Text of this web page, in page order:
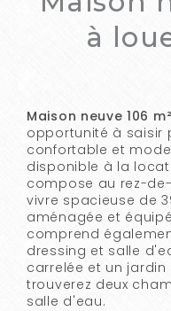
à
Maison neuve 106
opportunité à saisir
confortable et
disponible à la
compose au rez-
vivre spacieuse de
aménagée et
comprend
dressing et salle
carrelée et un jardin
trouverez deux
salle d'eau.